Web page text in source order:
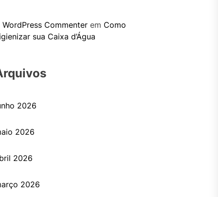
WordPress Commenter em Como
sua Caixa d’Água
2026
2026
2026
2026